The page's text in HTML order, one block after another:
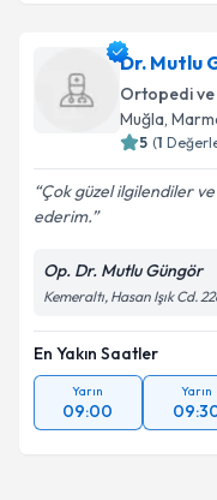
Dr. Mutlu
Ortopedi
Muğla,
5 (1
Çok güzel ilgilendiler
ederim.
Op. Dr. Mutlu Güngör
Kemeraltı, Hasan Işık Cd.
En Yakın Saatler
Yarın
09:00
Yarın